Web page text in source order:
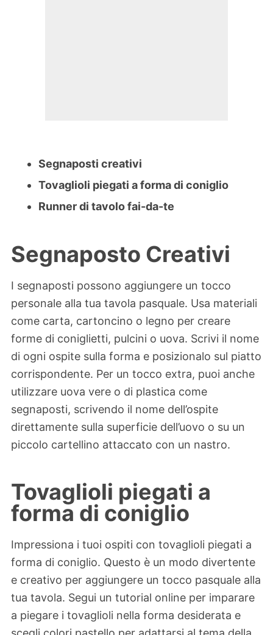
Segnaposti creativi
Tovaglioli piegati a forma di coniglio
Runner di tavolo fai-da-te
Segnaposto Creativi
I segnaposti possono aggiungere un tocco
personale alla tua tavola pasquale. Usa materiali
come carta, cartoncino o legno per creare
forme di coniglietti, pulcini o uova. Scrivi il nome
di ogni ospite sulla forma e posizionalo sul piatto
corrispondente. Per un tocco extra, puoi anche
utilizzare uova vere o di plastica come
segnaposti, scrivendo il nome dell’ospite
direttamente sulla superficie dell’uovo o su un
piccolo cartellino attaccato con un nastro.
Tovaglioli piegati a
forma di coniglio
Impressiona i tuoi ospiti con tovaglioli piegati a
forma di coniglio. Questo è un modo divertente
e creativo per aggiungere un tocco pasquale alla
tua tavola. Segui un tutorial online per imparare
a piegare i tovaglioli nella forma desiderata e